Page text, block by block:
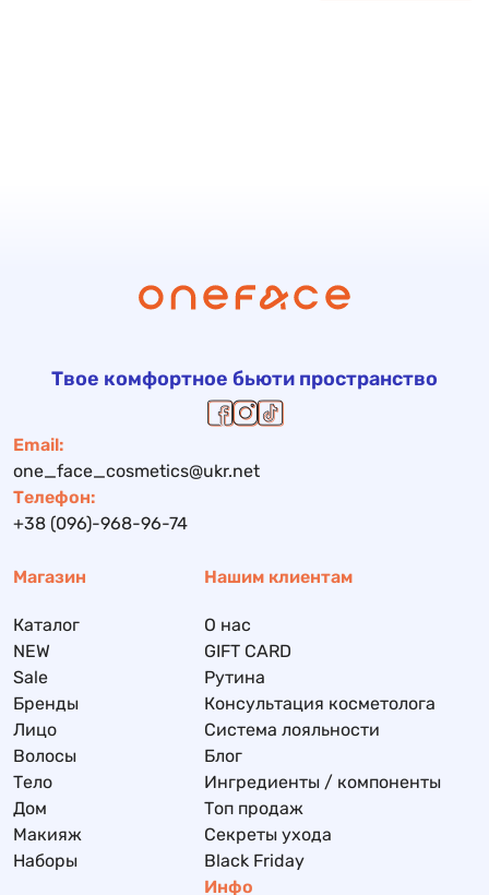
Твое комфортное бьюти пространство
Email:
one_face_cosmetics@ukr.net
Телефон:
+38 (096)-968-96-74
Магазин
Каталог
NEW
Sale
Бренды
Лицо
Волосы
Тело
Дом
Макияж
Наборы
Нашим клиентам
О нас
GIFT CARD
Рутина
Консультация косметолога
Система лояльности
Блог
Ингредиенты / компоненты
Топ продаж
Секреты ухода
Black Friday
Инфо